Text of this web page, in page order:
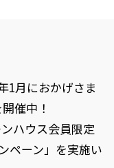
1月におかげさま
催中！
ハウス会員限定
ペーン」を実施い